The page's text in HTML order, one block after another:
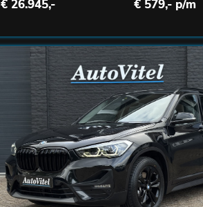
€ 26.945,- € 579,- p/m